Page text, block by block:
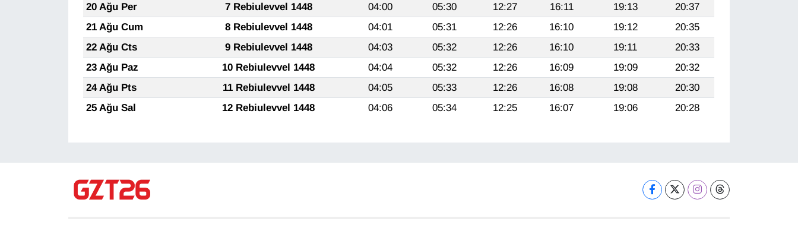
20 Ağu Per
7 Rebiulevvel 1448 04:00 05:30 12:27 16:11 19:13
20:37
21 Ağu Cum
8 Rebiulevvel 1448 04:01 05:31 12:26 16:10 19:12
20:35
22 Ağu Cts
9 Rebiulevvel 1448 04:03 05:32 12:26 16:10 19:11
20:33
23 Ağu Paz
10 Rebiulevvel 1448 04:04 05:32 12:26 16:09 19:09
20:32
24 Ağu Pts
11 Rebiulevvel 1448 04:05 05:33 12:26 16:08 19:08
20:30
25 Ağu Sal
12 Rebiulevvel 1448 04:06 05:34 12:25 16:07 19:06 20:28